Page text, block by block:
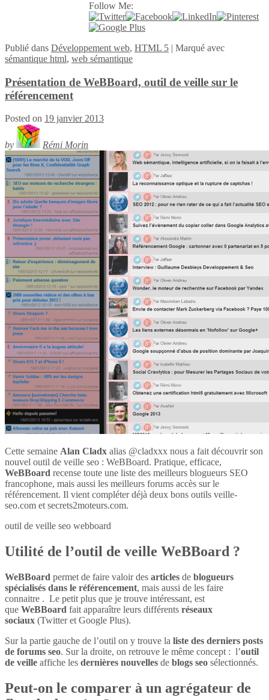
Follow Me:
Publié dans Développement web, HTML 5 | Marqué avec
sémantique html, web sémantique
Présentation de WeBBoard, outil de veille sur le
référencement
Posted on 19 janvier 2013
by Rémi Morin
Cette semaine Alan Cladx alias @cladxxx nous a fait découvrir son
nouvel outil de veille seo : WeBBoard. Pratique, efficace,
WeBBoard recense toute une liste des meilleurs blogueurs SEO
francophone, mais aussi les meilleurs forums accès sur le
référencement. Il vient compléter déjà deux bons outils veille-
seo.com et secrets2moteurs.com.
outil de veille seo webboard
Utilité de l’outil de veille WeBBoard ?
WeBBoard permet de faire valoir des articles de blogueurs
spécialisés dans le référencement, mais aussi de les faire
connaitre . Le petit plus que je trouve intéressant, est
que WeBBoard fait apparaître leurs différents réseaux
sociaux (Twitter et Google Plus).
Sur la partie gauche de l’outil on y trouve la liste des derniers posts
de forums seo. Sur la droite, on retrouve le même concept : l’outil
de veille affiche les dernières nouvelles de blogs seo sélectionnés.
Peut-on le comparer à un agrégateur de